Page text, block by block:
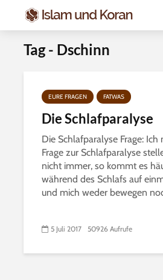
Tag - Dschinn
EURE FRAGEN FATWAS
Die Schlafparalyse
Die Schlafparalyse Frage: Ich
Frage zur Schlafparalyse
nicht immer, so kommt es
während des Schlafs auf
und mich weder bewegen
5 Juli 2017 50926 Aufrufe